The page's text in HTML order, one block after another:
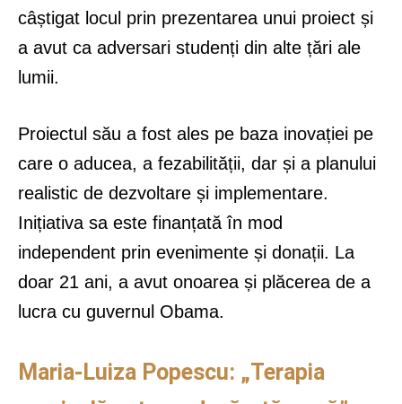
câștigat locul prin prezentarea unui proiect și
a avut ca adversari studenți din alte țări ale
lumii.
Proiectul său a fost ales pe baza inovației pe
care o aducea, a fezabilității, dar și a planului
realistic de dezvoltare și implementare.
Inițiativa sa este finanțată în mod
independent prin evenimente și donații. La
doar 21 ani, a avut onoarea și plăcerea de a
lucra cu guvernul Obama.
Maria-Luiza Popescu: „Terapia